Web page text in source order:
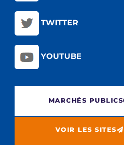
TWITTER
YOUTUBE
MARCHÉS PUBLICS
VOIR LES SITES